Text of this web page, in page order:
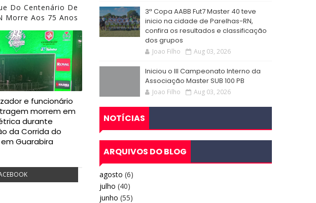
Do Centenário De
Morre Aos 75 Anos
e funcionário
morrem em
durante
da Corrida do
Guarabira
3ª Copa AABB Fut7 Master 40 teve
inicio na cidade de Parelhas-RN,
confira os resultados e classificação
dos grupos
Joao Filho Aug 03, 2026
Iniciou o III Campeonato Interno da
Associação Master SUB 100 PB
Joao Filho Aug 03, 2026
NOTÍCIAS
ARQUIVOS DO BLOG
agosto (6)
julho (40)
junho (55)